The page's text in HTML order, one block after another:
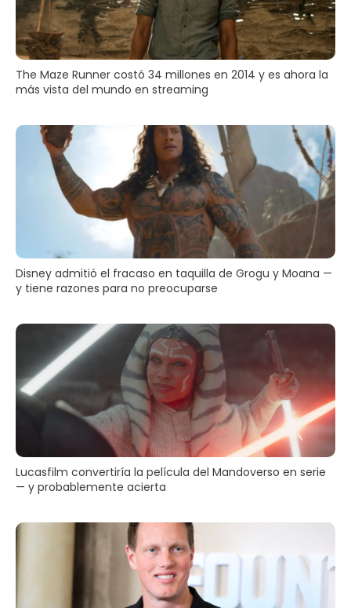
The Maze Runner costó 34 millones en 2014 y es ahora la
más vista del mundo en streaming
Disney admitió el fracaso en taquilla de Grogu y Moana —
y tiene razones para no preocuparse
Lucasfilm convertiría la película del Mandoverso en serie
— y probablemente acierta